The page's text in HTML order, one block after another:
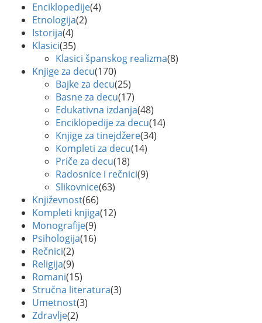
Enciklopedije(4)
Etnologija(2)
Istorija(4)
Klasici(35)
Klasici španskog realizma(8)
Knjige za decu(170)
Bajke za decu(25)
Basne za decu(17)
Edukativna izdanja(48)
Enciklopedije za decu(14)
Knjige za tinejdžere(34)
Kompleti za decu(14)
Priče za decu(18)
Radosnice i rečnici(9)
Slikovnice(63)
Književnost(66)
Kompleti knjiga(12)
Monografije(9)
Psihologija(16)
Rečnici(2)
Religija(9)
Romani(15)
Stručna literatura(3)
Umetnost(3)
Zdravlje(2)